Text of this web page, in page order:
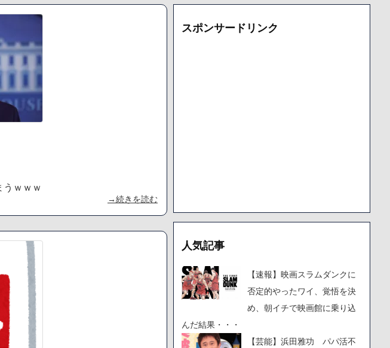
【画像】身長155cm・体重36kg・ウエスト51cmのスレンダー美少女がAVデビュ－ｗwwww
【画像】彼女「ねー、今日のデートこれで行っていー？」ﾊﾟｼｬ
広末涼子さん、正気に戻ってしまい絶望する・・・「アカン、キャリアがすべて終わった」
【配信者】「金バエ」のSNS更新が1週間途絶え、様々な憶測が飛び交う。1週間ぶりの投稿でも
人称が「ボキ」ではなく「俺」となっており、本人ではないとの憶測が広がる
かつてはSONYのパソコンだった「VAIO」家電量販店のノジマに買収されてしまう
ハードオフに売っていた4万4000円のフィギュアがヤバすぎるｗｗｗｗｗｗ「こんな高いの？ｗ
」「逆に超安い」
【閲覧注意】俺が近くにいると機械が壊れるんだけどさ
私は6年間「子無し既婚女性」で人から様々なことを言われてきたけど子無しの原因は親の教え
せいかもしれません
ｗｗｗ
→続きを読む
スポンサードリンク
人気記事
【速報】映画スラムダンクに
否定的やったワイ、覚悟を決
め、朝イチで映画館に乗り込
んだ結果・・・
【芸能】浜田雅功 パパ活不